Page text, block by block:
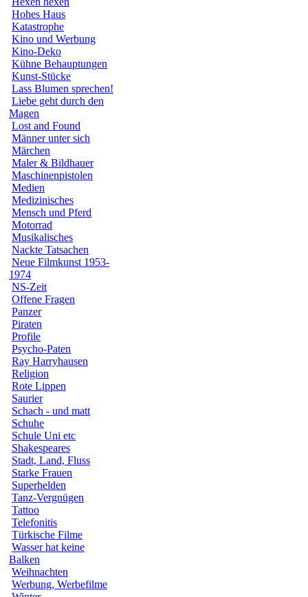
Hohes Haus
Katastrophe
Kino und Werbung
Kino-Deko
Kühne Behauptungen
Kunst-Stücke
Lass Blumen sprechen!
Liebe geht durch den
Magen
Lost and Found
Männer unter sich
Märchen
Maler & Bildhauer
Maschinenpistolen
Medien
Medizinisches
Mensch und Pferd
Motorrad
Musikalisches
Nackte Tatsachen
Neue Filmkunst 1953-
1974
NS-Zeit
Offene Fragen
Panzer
Piraten
Profile
Psycho-Paten
Ray Harryhausen
Religion
Rote Lippen
Saurier
Schach - und matt
Schuhe
Schule Uni etc
Shakespeares
Stadt, Land, Fluss
Starke Frauen
Superhelden
Tanz-Vergnügen
Tattoo
Telefonitis
Türkische Filme
Wasser hat keine
Balken
Weihnachten
Werbung, Werbefilme